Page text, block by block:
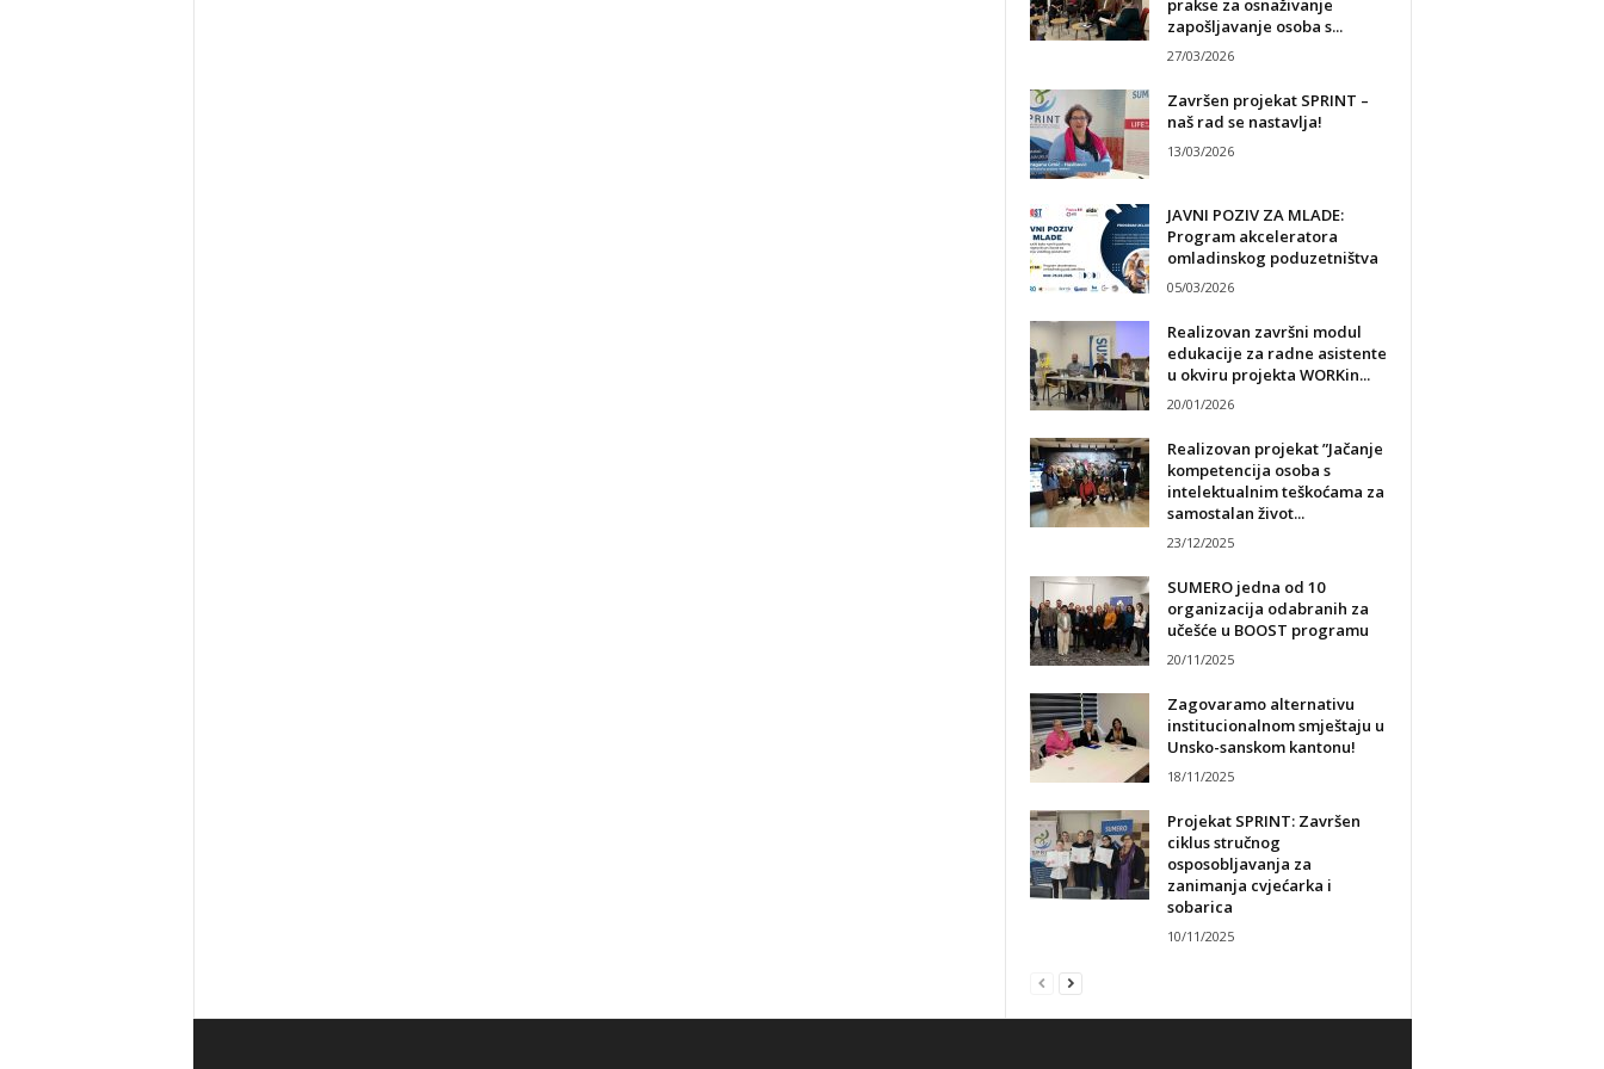
prakse za osnaživanje
zapošljavanje osoba s...
27/03/2026
Završen projekat SPRINT –
naš rad se nastavlja!
13/03/2026
JAVNI POZIV ZA MLADE:
Program akceleratora
omladinskog poduzetništva
05/03/2026
Realizovan završni modul
edukacije za radne asistente
u okviru projekta WORKin...
20/01/2026
Realizovan projekat ”Jačanje
kompetencija osoba s
intelektualnim teškoćama za
samostalan život...
23/12/2025
SUMERO jedna od 10
organizacija odabranih za
učešće u BOOST programu
20/11/2025
Zagovaramo alternativu
institucionalnom smještaju u
Unsko-sanskom kantonu!
18/11/2025
Projekat SPRINT: Završen
ciklus stručnog
osposobljavanja za
zanimanja cvjećarka i
sobarica
10/11/2025